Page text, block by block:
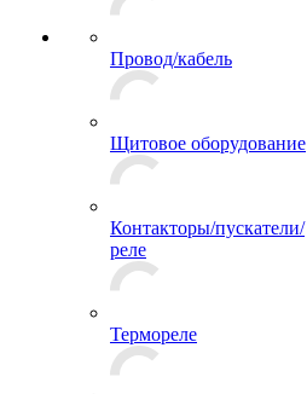
Провод/кабель
Щитовое оборудование
Контакторы/пускатели/
реле
Термореле